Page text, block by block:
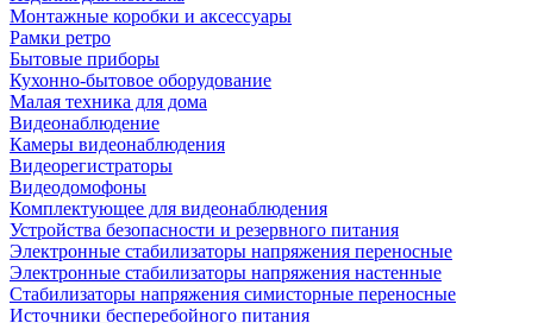
Монтажные коробки и аксессуары
Рамки ретро
Бытовые приборы
Кухонно-бытовое оборудование
Малая техника для дома
Видеонаблюдение
Камеры видеонаблюдения
Видеорегистраторы
Видеодомофоны
Комплектующее для видеонаблюдения
Устройства безопасности и резервного питания
Электронные стабилизаторы напряжения переносные
Электронные стабилизаторы напряжения настенные
Стабилизаторы напряжения симисторные переносные
Источники бесперебойного питания